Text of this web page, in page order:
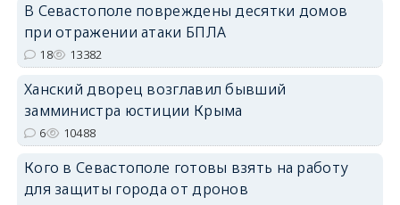
erid: 2SDnjdvhGXG
В Севастополе повреждены десятки домов
при отражении атаки БПЛА
18 13382
Ханский дворец возглавил бывший
замминистра юстиции Крыма
6 10488
Кого в Севастополе готовы взять на работу
для защиты города от дронов